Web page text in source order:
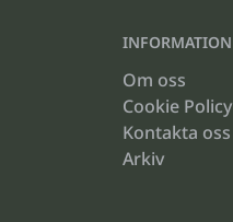
INFORMATION
Om oss
Cookie Policy
Kontakta oss
Arkiv